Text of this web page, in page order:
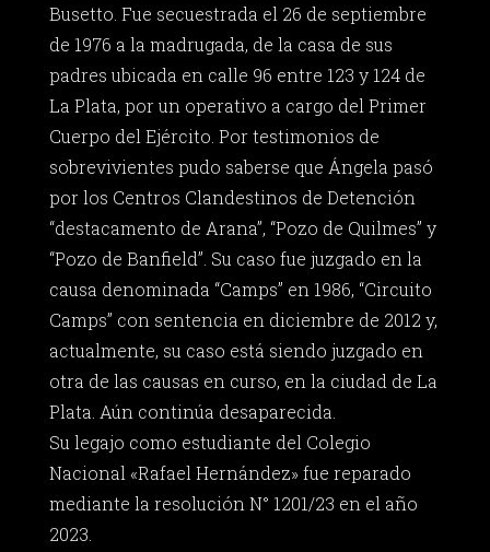
Busetto. Fue secuestrada el 26 de septiembre
de 1976 a la madrugada, de la casa de sus
padres ubicada en calle 96 entre 123 y 124 de
La Plata, por un operativo a cargo del Primer
Cuerpo del Ejército. Por testimonios de
sobrevivientes pudo saberse que Ángela pasó
por los Centros Clandestinos de Detención
“destacamento de Arana”, “Pozo de Quilmes” y
“Pozo de Banfield”. Su caso fue juzgado en la
causa denominada “Camps” en 1986, “Circuito
Camps” con sentencia en diciembre de 2012 y,
actualmente, su caso está siendo juzgado en
otra de las causas en curso, en la ciudad de La
Plata. Aún continúa desaparecida.
Su legajo como estudiante del Colegio
Nacional «Rafael Hernández» fue reparado
mediante la resolución N° 1201/23 en el año
2023.